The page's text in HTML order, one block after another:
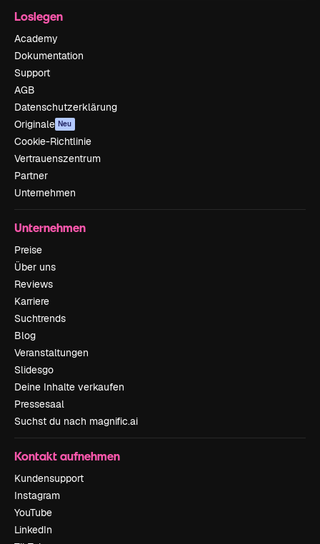
Loslegen
Academy
Dokumentation
Support
AGB
Datenschutzerklärung
Originale Neu
Cookie-Richtlinie
Vertrauenszentrum
Partner
Unternehmen
Unternehmen
Preise
Über uns
Reviews
Karriere
Suchtrends
Blog
Veranstaltungen
Slidesgo
Deine Inhalte verkaufen
Pressesaal
Suchst du nach magnific.ai
Kontakt aufnehmen
Kundensupport
Instagram
YouTube
LinkedIn